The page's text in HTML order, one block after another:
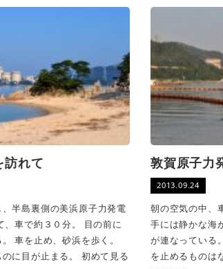
訪れて
半島裏側の美浜原子力発電
、車で約３０分。 目の前に
車を止め、砂浜を歩く。
に目が止まる。 初めて見る
敦賀原子力
2013.09.24
朝の空気の中、
手には静かな海
が連なっている
を止めるものは